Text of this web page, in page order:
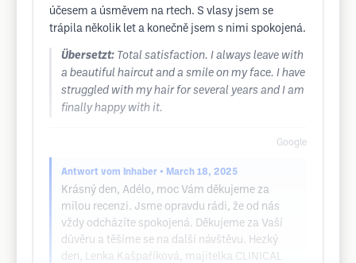
účesem a úsměvem na rtech. S vlasy jsem se
trápila několik let a konečně jsem s nimi spokojená.
Übersetzt: Total satisfaction. I always leave with
a beautiful haircut and a smile on my face. I have
struggled with my hair for several years and I am
finally happy with it.
Google
Antwort vom Inhaber • March 18, 2025
Krásný den, Adélo, moc Vám děkujeme za
milou recenzi. Jsme opravdu rádi, že od nás
vždy odcházíte spokojená. Děkujeme za Vaší
důvěru a těšíme se na další návštěvu. Hezký
den, Lenka Kašpaříková, majitelka CLINICAL